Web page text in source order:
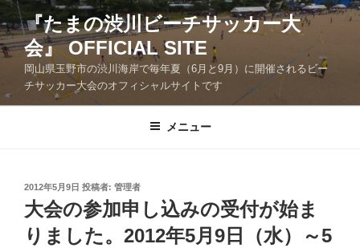
ン
テ
へ
『たまの渋川ビーチサッカー大
会』 OFFICIAL SITE
岡山県玉野市の渋川海岸で毎年夏（6月と9月）に開催されるビー
チサッカー大会のオフィシャルサイトです
メニュー
投
日:
2012年5月9日 投稿者: 管理者
大会の参加申し込みの受付が始ま
りました。2012年5月9日（水）～5